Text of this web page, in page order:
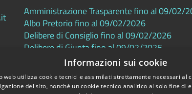
Amministrazione Trasparente fino al 09/02/
Albo Pretorio fino al 09/02/2026
Delibere di Consiglio fino al 09/02/2026
Delibere di Giunta fino al 09/02/2026
Determine fino al 09/02/2026
Ordinanze fino al 09/02/2026
Informazioni sui cookie
web utilizza cookie tecnici e assimilati strettamente necessari al
del sito, nonché un cookie tecnico analitico al solo fine di